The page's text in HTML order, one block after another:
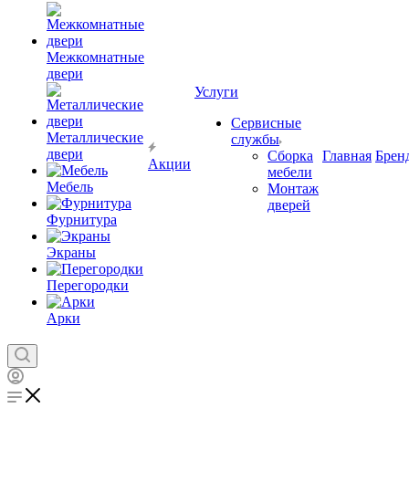
Межкомнатные
двери
Металлические
двери
Мебель
Фурнитура
Экраны
Перегородки
Арки
Акции
Услуги
Сервисные
службы
Сборка
мебели
Монтаж
дверей
Главная